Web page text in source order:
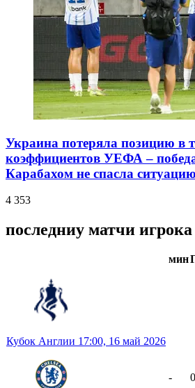
Украина потеряла позицию в
коэффициентов УЕФА –
Карабахом не спасла ситуацию
4 353
последниу матчи игрока
мин
Кубок Англии 17:00, 16 май 2026
- 0